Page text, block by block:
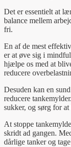
Det er essentielt at
balance mellem
fri.
En af de mest
er at øve sig i
hjælpe os med at
reducere
Desuden kan en
reducere
sukker, og sørg for
At stoppe
skridt ad gangen.
dårlige tanker og